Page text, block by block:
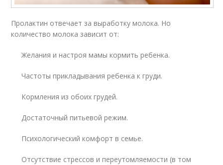
Пролактин отвечает за выработку молока. Но
количество молока зависит от:
Желания и настроя мамы кормить ребенка.
Частоты прикладывания ребенка к груди.
Кормления из обоих грудей.
Достаточный питьевой режим.
Психологический комфорт в семье.
Отсутствие стрессов и переутомляемости (в том